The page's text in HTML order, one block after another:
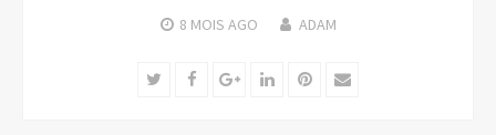
8 MOIS AGO ADAM
TwitterFacebookGoogle+LinkedInPinterest
Email